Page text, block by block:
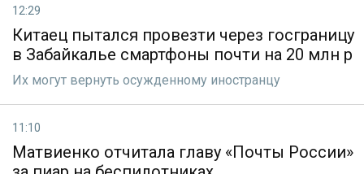
12:29
Китаец пытался провезти через госграницу
в Забайкалье смартфоны почти на 20 млн р
Их могут вернуть осужденному иностранцу
11:10
Матвиенко отчитала главу «Почты России»